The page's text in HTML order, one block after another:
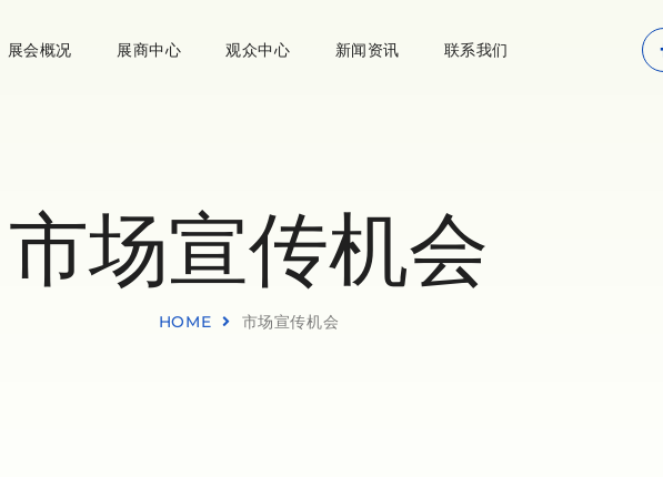
展会概况 展商中心 观众中心 新闻资讯 联系我们
市场宣传机会
HOME 市场宣传机会